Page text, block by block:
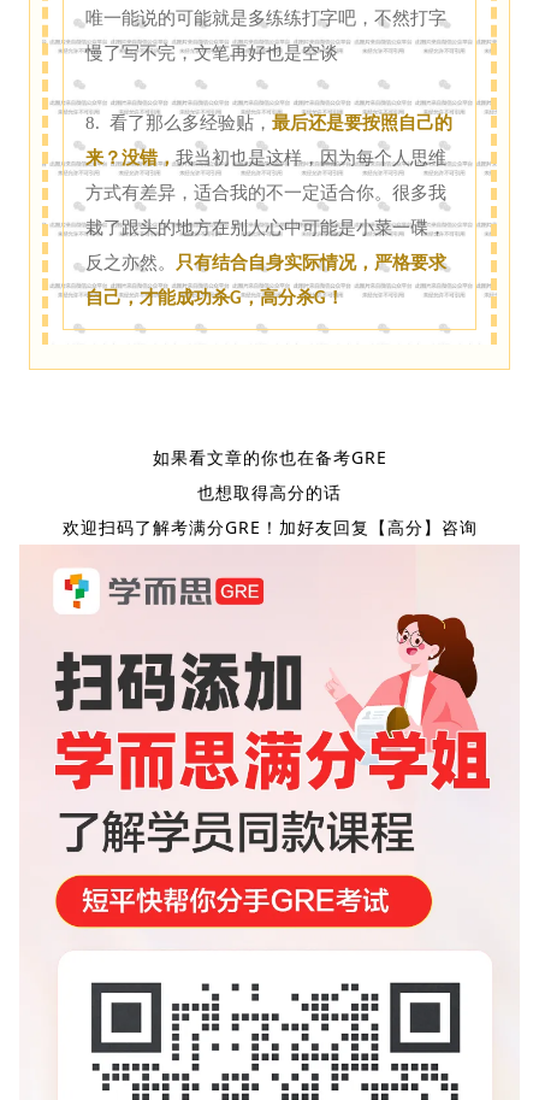
唯一能说的可能就是多练练打字吧，不然打字
慢了写不完，文笔再好也是空谈
8. 看了那么多经验贴， 最后还是要按照自己的
来？没错，我当初也是这样，因为每个人思维
方式有差异，适合我的不一定适合你。很多我
栽了跟头的地方在别人心中可能是小菜一碟，
反之亦然。 只有结合自身实际情况，严格要求
自己，才能成功杀G，高分杀G！
如果看文章的你也在备考GRE
也想取得高分的话
欢迎扫码了解考满分GRE！加好友回复【高分】咨询